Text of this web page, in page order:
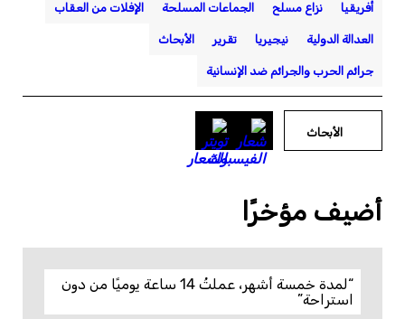
أفريقيا نزاع مسلح الجماعات المسلحة الإفلات من العقاب
العدالة الدولية نيجيريا تقرير الأبحاث
جرائم الحرب والجرائم ضد الإنسانية
الأبحاث
أضيف مؤخرًا
“لمدة خمسة أشهر، عملتُ 14 ساعة يوميًا من دون
استراحة”